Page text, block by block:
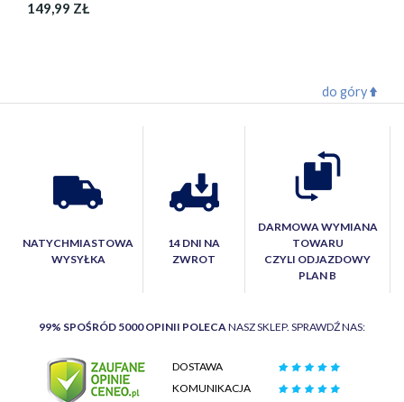
149,99 ZŁ
do góry
NATYCHMIASTOWA
WYSYŁKA
14 DNI NA
ZWROT
DARMOWA WYMIANA
TOWARU
CZYLI ODJAZDOWY
PLAN B
99% SPOŚRÓD 5000 OPINII POLECANASZ SKLEP. SPRAWDŹ NAS:
DOSTAWA
KOMUNIKACJA